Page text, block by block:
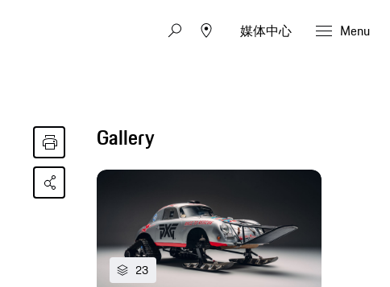
媒体中心 Menu
Gallery
23